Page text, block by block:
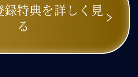
録特典を詳しく見
る